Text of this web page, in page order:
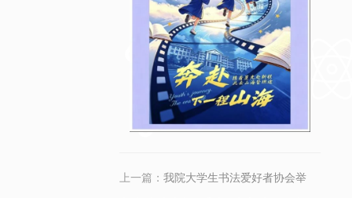
上一篇： 我院大学生书法爱好者协会举